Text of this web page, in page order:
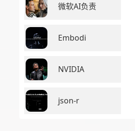
微软AI负责
Embodi
NVIDIA
json-r